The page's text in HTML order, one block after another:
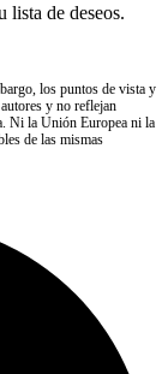
lista de deseos.
los puntos de vista y
y no reflejan
Ni la Unión Europea ni la
de las mismas